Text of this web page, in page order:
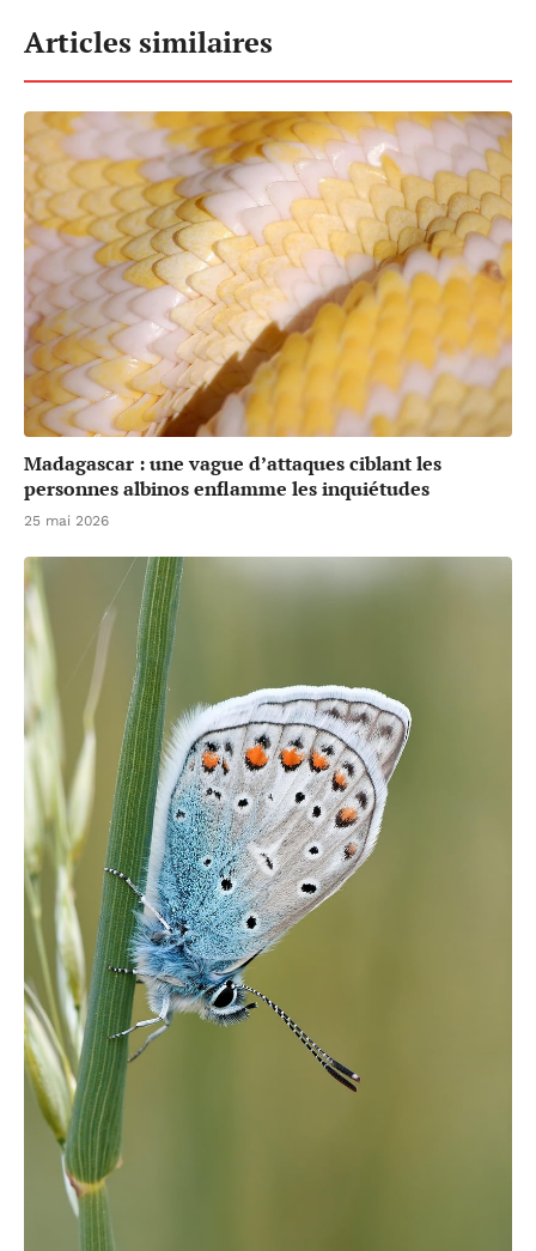
Articles similaires
Madagascar : une vague d’attaques ciblant les
personnes albinos enflamme les inquiétudes
25 mai 2026